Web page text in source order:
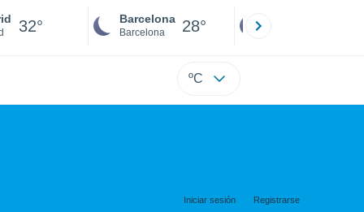
32° Barcelona
Barcelona 28°
ºC
Iniciar sesión Registrarse